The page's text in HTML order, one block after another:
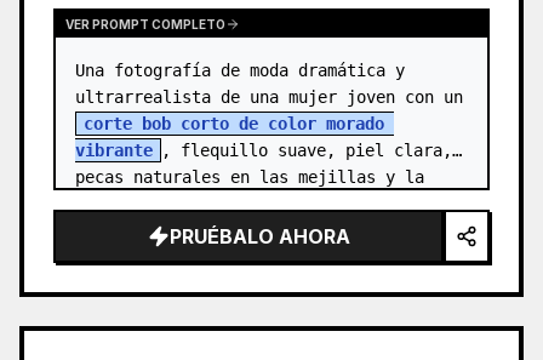
VER PROMPT COMPLETO
Una fotografía de moda dramática y
corte bob corto de color morado
vibrante
, flequillo suave, piel clara,
pecas naturales en las mejillas y la
PRUÉBALO AHORA